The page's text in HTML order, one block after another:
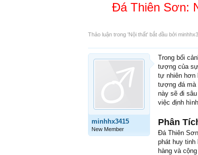
Đá Thiên Sơn:
Thảo luận trong 'Nội thất' bắt đầu bởi
minhhx3415
New Member
Trong bối
tượng của
tự nhiên hơn
tượng đá mà
này sẽ đi
việc định
Phân
Đá Thiên
phát huy tinh
hàng và